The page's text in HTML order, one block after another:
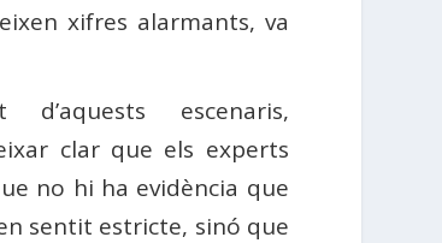
xifres alarmants, va
escenaris,
clar que els experts
no hi ha evidència que
sentit estricte, sinó que